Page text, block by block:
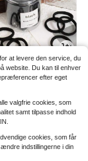
at levere den service, du
website. Du kan til enhver
efter eget
valgfrie cookies, som
samt tilpasse indhold
cookies, som får
indstillingerne i din